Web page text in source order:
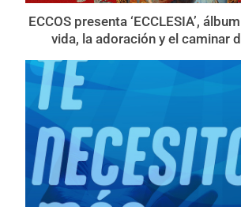
ECCOS presenta ‘ECCLESIA’,
vida, la adoración y el caminar